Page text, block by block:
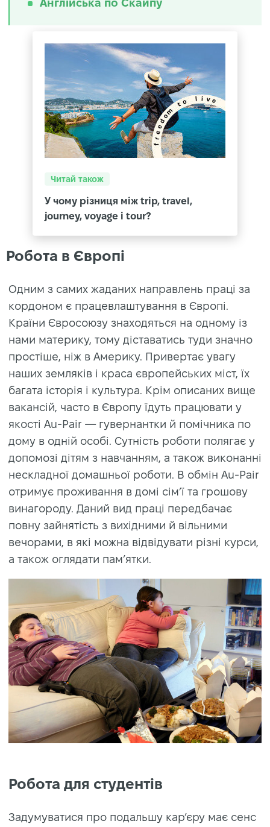
Англійська по Скайпу
Читай також
У чому різниця між trip, travel,
journey, voyage і tour?
Робота в Європі
Одним з самих жаданих направлень праці за
кордоном є працевлаштування в Європі.
Країни Євросоюзу знаходяться на одному із
нами материку, тому діставатись туди значно
простіше, ніж в Америку. Привертає увагу
наших земляків і краса європейських міст, їх
багата історія і культура. Крім описаних вище
вакансій, часто в Європу їдуть працювати у
якості Au-Pair — гувернантки й помічника по
дому в одній особі. Сутність роботи полягає у
допомозі дітям з навчанням, а також виконанні
нескладної домашньої роботи. В обмін Au-Pair
отримує проживання в домі сім’ї та грошову
винагороду. Даний вид праці передбачає
повну зайнятість з вихідними й вільними
вечорами, в які можна відвідувати різні курси,
а також оглядати пам’ятки.
Робота для студентів
Задумуватися про подальшу кар’єру має сенс